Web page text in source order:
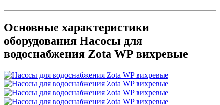
Основные характеристики
оборудования Насосы для
водоснабжения Zota WP вихревые